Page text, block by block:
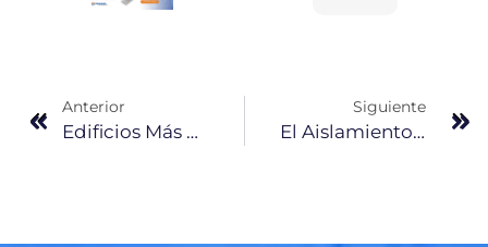
Anterior
Edificios Más Resistentes Con Construpanel®: ¿Cómo Lograrlo?
Siguiente
El Aislamiento Como Clave Para Viviendas Eficientes